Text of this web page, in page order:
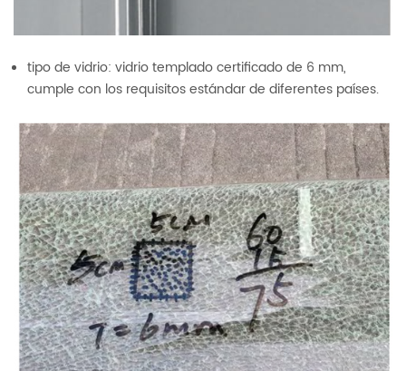
tipo de vidrio: vidrio templado certificado de 6 mm,
cumple con los requisitos estándar de diferentes países.